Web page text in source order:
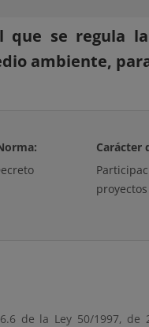
que se regula
ambiente,
Carácter
de la Ley 50/1997,